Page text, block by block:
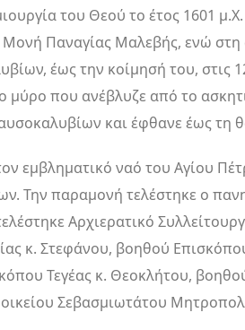
του Θεού το έτος 1601
Μονή Παναγίας Μαλεβής, ενώ στη
έως την κοίμησή του, στις
μύρο που ανέβλυζε από το
και έφθανε έως τη
εμβληματικό ναό του Αγίου
Την παραμονή τελέστηκε ο
Αρχιερατικό
κ. Στεφάνου, βοηθού
Τεγέας κ. Θεοκλήτου,
Σεβασμιωτάτου